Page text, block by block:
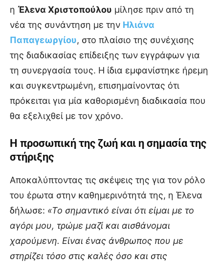
η Έλενα Χριστοπούλου μίλησε πριν από τη
νέα της συνάντηση με την Ηλιάνα
Παπαγεωργίου, στο πλαίσιο της συνέχισης
της διαδικασίας επίδειξης των εγγράφων για
τη συνεργασία τους. Η ίδια εμφανίστηκε ήρεμη
και συγκεντρωμένη, επισημαίνοντας ότι
πρόκειται για μία καθορισμένη διαδικασία που
θα εξελιχθεί με τον χρόνο.
Η προσωπική της ζωή και η σημασία της
στήριξης
Αποκαλύπτοντας τις σκέψεις της για τον ρόλο
του έρωτα στην καθημερινότητά της, η Έλενα
δήλωσε: «Το σημαντικό είναι ότι είμαι με το
αγόρι μου, τρώμε μαζί και αισθάνομαι
χαρούμενη. Είναι ένας άνθρωπος που με
στηρίζει τόσο στις καλές όσο και στις